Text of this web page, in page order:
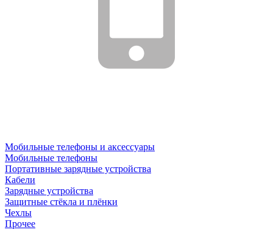
Мобильные телефоны и аксессуары
Мобильные телефоны
Портативные зарядные устройства
Кабели
Зарядные устройства
Защитные стёкла и плёнки
Чехлы
Прочее